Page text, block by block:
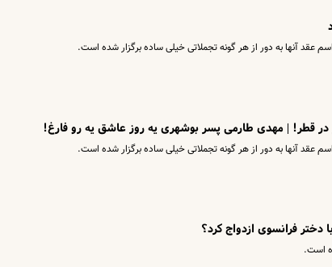
آنها به دور از هر گونه تجملاتی خیلی ساده برگزار شده است.
در قطر! | مهدی طارمی پسر بوشهری یه روز عاشق یه رو فارغ!
آنها به دور از هر گونه تجملاتی خیلی ساده برگزار شده است.
فرانسوی ازدواج کرد؟
است.